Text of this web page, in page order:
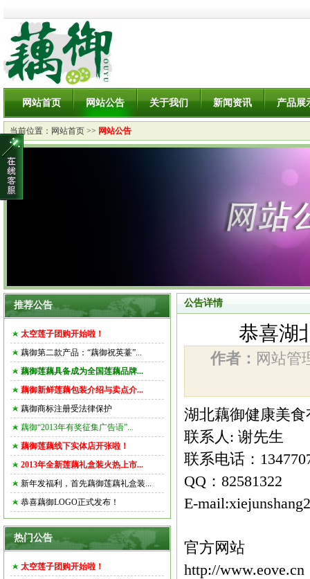
网站首页 网站公告 关于我们 新闻资讯 产品展
当前位置： 网站首页 >> 网站公告
推荐公告
太空莲子团购开始啦！
藕御第二款产品：“藕御祝英薹”...
藕御莲藕具备成为全国莲藕品牌...
藕御新鲜莲藕包装介绍与卖点介...
藕御商标注册受法律保护
藕御“2013年有奖征集广告语”...
藕御莲藕线下实体店开张啦！
2013年全新莲藕礼盒装火热上市...
新年发福利，首先藕御莲藕礼盒装...
恭喜藕御LOGO正式发布！
热门公告
太空莲子团购开始啦！
公告详情
恭喜湖
作者： 网站
湖北藕御健康美食
联系人: 谢先生
联系电话：
QQ：82581322
E-
官方网站
http://www.eove.cn